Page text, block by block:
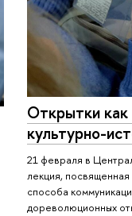
Открытки
культурно-
21 февраля в
лекция,
способа
дореволюционных